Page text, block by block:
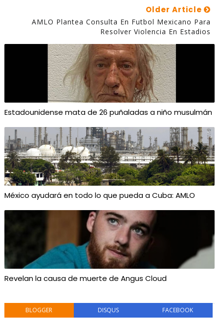
Older Article
AMLO Plantea Consulta En Futbol Mexicano Para
Resolver Violencia En Estadios
Estadounidense mata de 26 puñaladas a niño musulmán
México ayudará en todo lo que pueda a Cuba: AMLO
Revelan la causa de muerte de Angus Cloud
BLOGGER DISQUS FACEBOOK